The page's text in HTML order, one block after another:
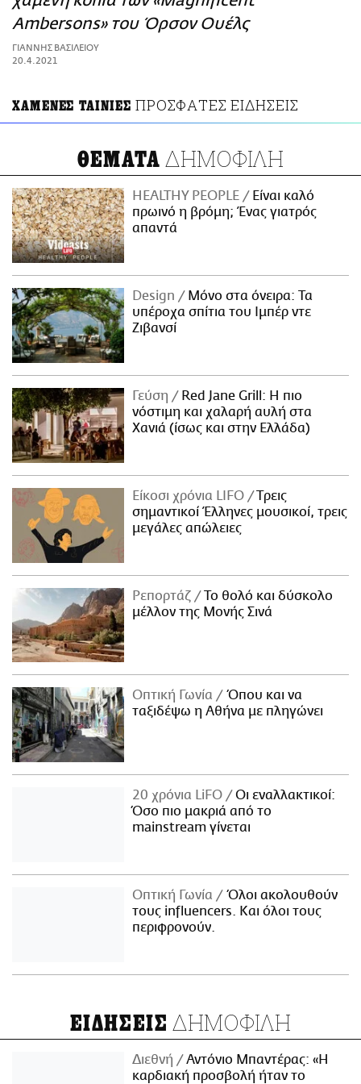
ΑΜΠΑ
PRINT
Ambersons» του Όρσον Ουέλς
ΓΙΑΝΝΗΣ ΒΑΣΙΛΕΙΟΥ
20.4.2021
ΧΑΜΕΝΕΣ ΤΑΙΝΙΕΣ ΠΡΟΣΦΑΤΕΣ ΕΙΔΗΣΕΙΣ
ΘΕΜΑΤΑ ΔΗΜΟΦΙΛΗ
HEALTHY PEOPLE
Είναι καλό
πρωινό η βρόμη; Ένας γιατρός
απαντά
Design
Μόνο στα όνειρα: Τα
υπέροχα σπίτια του Ιμπέρ ντε
Ζιβανσί
Γεύση
Red Jane Grill: Η πιο
νόστιμη και χαλαρή αυλή στα
Χανιά (ίσως και στην Ελλάδα)
Είκοσι χρόνια LIFO
Tρεις
σημαντικοί Έλληνες μουσικοί, τρεις
μεγάλες απώλειες
Ρεπορτάζ
Το θολό και δύσκολο
μέλλον της Μονής Σινά
Οπτική Γωνία
Όπου και να
ταξιδέψω η Αθήνα με πληγώνει
20 χρόνια LiFO
Οι εναλλακτικοί:
Όσο πιο μακριά από το
mainstream γίνεται
Οπτική Γωνία
Όλοι ακολουθούν
τους influencers. Και όλοι τους
περιφρονούν.
ΕΙΔΗΣΕΙΣ ΔΗΜΟΦΙΛΗ
Διεθνή
Αντόνιο Μπαντέρας: «Η
καρδιακή προσβολή ήταν το